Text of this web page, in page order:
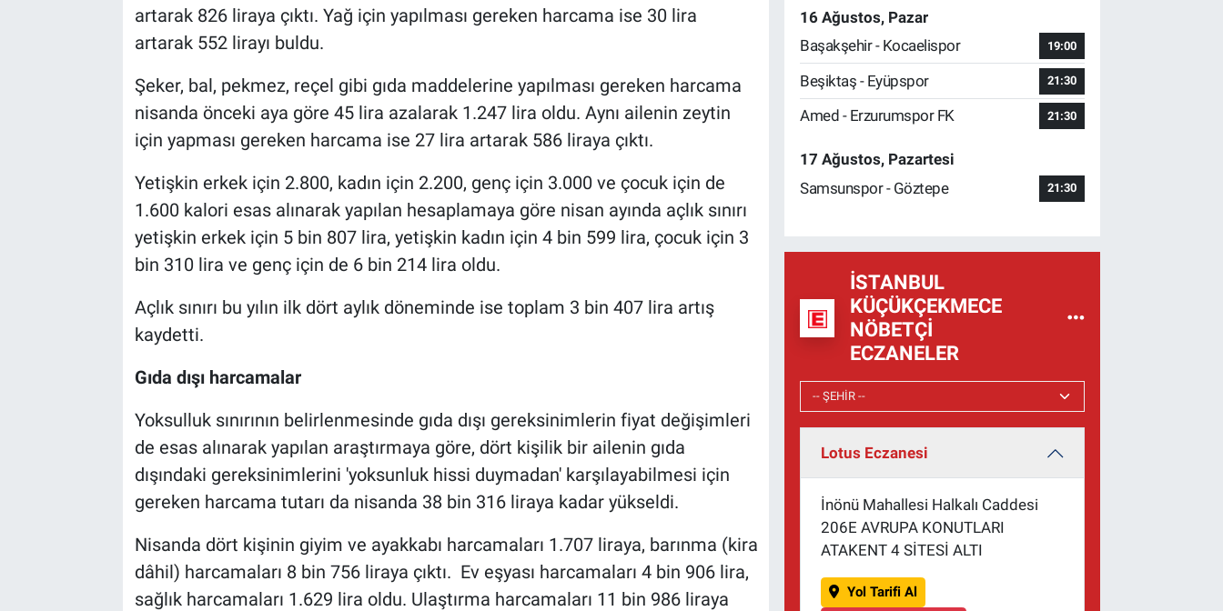
artarak 826 liraya çıktı. Yağ için yapılması gereken harcama ise 30 lira
artarak 552 lirayı buldu.
Şeker, bal, pekmez, reçel gibi gıda maddelerine yapılması gereken harcama
nisanda önceki aya göre 45 lira azalarak 1.247 lira oldu. Aynı ailenin zeytin
için yapması gereken harcama ise 27 lira artarak 586 liraya çıktı.
Yetişkin erkek için 2.800, kadın için 2.200, genç için 3.000 ve çocuk için de
1.600 kalori esas alınarak yapılan hesaplamaya göre nisan ayında açlık sınırı
yetişkin erkek için 5 bin 807 lira, yetişkin kadın için 4 bin 599 lira, çocuk için 3
bin 310 lira ve genç için de 6 bin 214 lira oldu.
Açlık sınırı bu yılın ilk dört aylık döneminde ise toplam 3 bin 407 lira artış
kaydetti.
Gıda dışı harcamalar
Yoksulluk sınırının belirlenmesinde gıda dışı gereksinimlerin fiyat değişimleri
de esas alınarak yapılan araştırmaya göre, dört kişilik bir ailenin gıda
dışındaki gereksinimlerini 'yoksunluk hissi duymadan' karşılayabilmesi için
gereken harcama tutarı da nisanda 38 bin 316 liraya kadar yükseldi.
Nisanda dört kişinin giyim ve ayakkabı harcamaları 1.707 liraya, barınma (kira
dâhil) harcamaları 8 bin 756 liraya çıktı. Ev eşyası harcamaları 4 bin 906 lira,
sağlık harcamaları 1.629 lira oldu. Ulaştırma harcamaları 11 bin 986 liraya
16 Ağustos, Pazar
Başakşehir - Kocaelispor
19:00
Beşiktaş - Eyüpspor 21:30
Amed - Erzurumspor FK 21:30
17 Ağustos, Pazartesi
Samsunspor - Göztepe
21:30
İSTANBUL
KÜÇÜKÇEKMECE
NÖBETÇI
ECZANELER
Lotus Eczanesi
İnönü Mahallesi Halkalı Caddesi
206E AVRUPA KONUTLARI
ATAKENT 4 SİTESİ ALTI
Yol Tarifi Al